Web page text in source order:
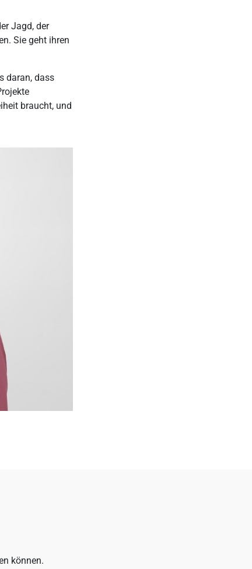
Jagd, der
Sie geht ihren
daran, dass
braucht, und
können.